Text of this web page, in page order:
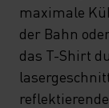
maximale
der Bahn
das T-Shirt